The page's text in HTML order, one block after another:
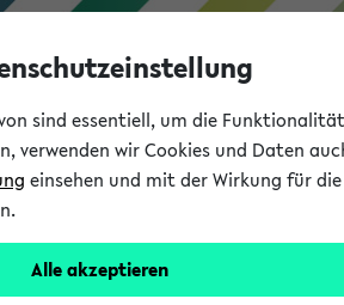
sind essentiell, um die
verwenden wir Cookies und Daten
einsehen und mit der Wirkung für
Alle akzeptieren